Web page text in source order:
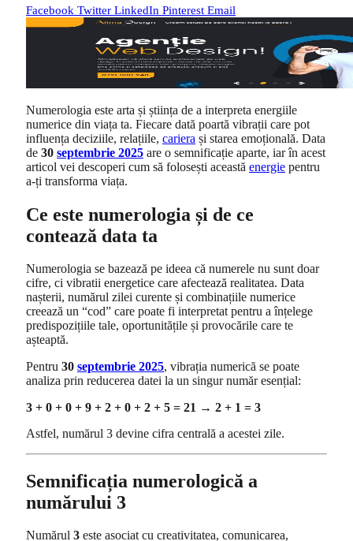
Facebook Twitter LinkedIn Pinterest Email
Numerologia este arta și știința de a interpreta energiile
numerice din viața ta. Fiecare dată poartă vibrații care pot
influența deciziile, relațiile, cariera și starea emoțională. Data
de 30 septembrie 2025 are o semnificație aparte, iar în acest
articol vei descoperi cum să folosești această energie pentru
a-ți transforma viața.
Ce este numerologia și de ce
contează data ta
Numerologia se bazează pe ideea că numerele nu sunt doar
cifre, ci vibratii energetice care afectează realitatea. Data
nașterii, numărul zilei curente și combinațiile numerice
creează un “cod” care poate fi interpretat pentru a înțelege
predispozițiile tale, oportunitățile și provocările care te
așteaptă.
Pentru 30 septembrie 2025, vibrația numerică se poate
analiza prin reducerea datei la un singur număr esențial:
3 + 0 + 0 + 9 + 2 + 0 + 2 + 5 = 21 → 2 + 1 = 3
Astfel, numărul 3 devine cifra centrală a acestei zile.
Semnificația numerologică a
numărului 3
Numărul 3 este asociat cu creativitatea, comunicarea,